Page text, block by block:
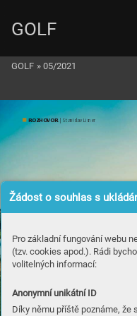
Žádost o souhlas s
Pro základní fungování webu
(tzv. cookies apod.). Rádi
volitelných informací:
Anonymní unikátní ID
Díky němu příště poznáme, že
ROZHOVOR | Stanislav Lisner
GOLF
GOLF » 05/2021